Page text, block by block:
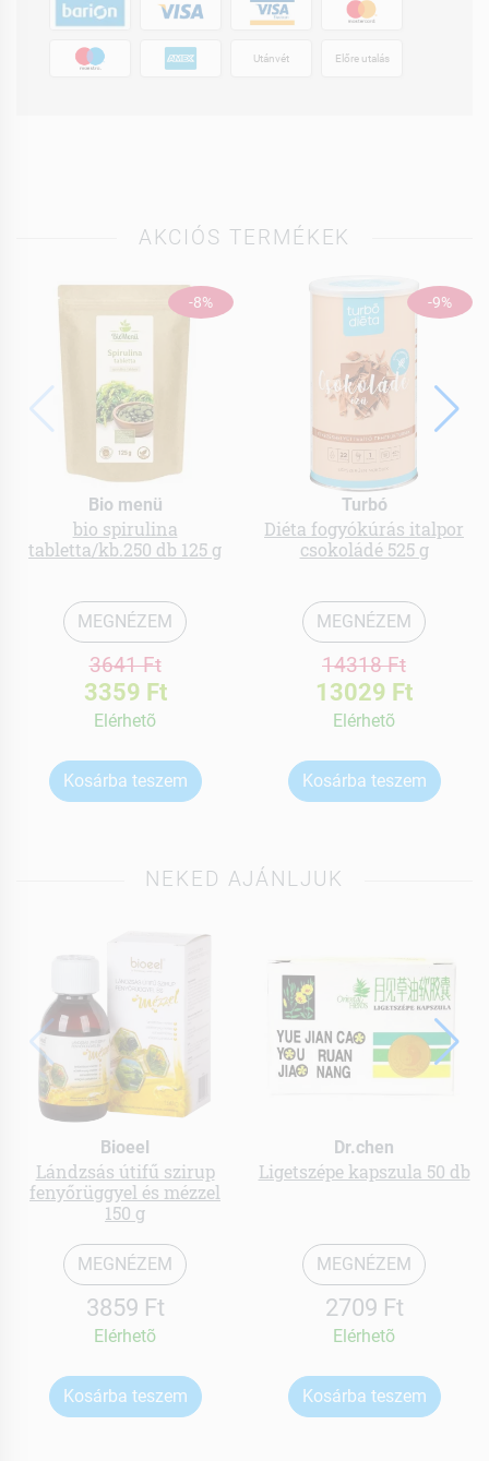
Utánvét Előre utalás
AKCIÓS TERMÉKEK
-8%
Bio menü
bio spirulina
tabletta/kb.250 db 125 g
MEGNÉZEM
3641 Ft
3359 Ft
Elérhetõ
Kosárba teszem
-9%
Turbó
Diéta fogyókúrás italpor
csokoládé 525 g
MEGNÉZEM
14318 Ft
13029 Ft
Elérhetõ
Kosárba teszem
NEKED AJÁNLJUK
Bioeel
Lándzsás útifű szirup
fenyőrüggyel és mézzel
150 g
MEGNÉZEM
3859 Ft
Elérhetõ
Kosárba teszem
Dr.chen
Ligetszépe kapszula 50 db
MEGNÉZEM
2709 Ft
Elérhetõ
Kosárba teszem